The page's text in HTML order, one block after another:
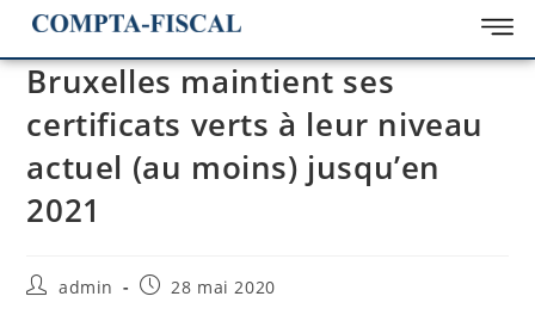
Bruxelles maintient ses
certificats verts à leur niveau
actuel (au moins) jusqu’en
2021
admin 28 mai 2020